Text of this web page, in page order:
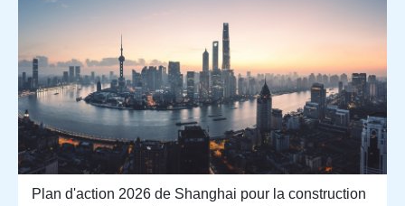
Plan d'action 2026 de Shanghai pour la construction